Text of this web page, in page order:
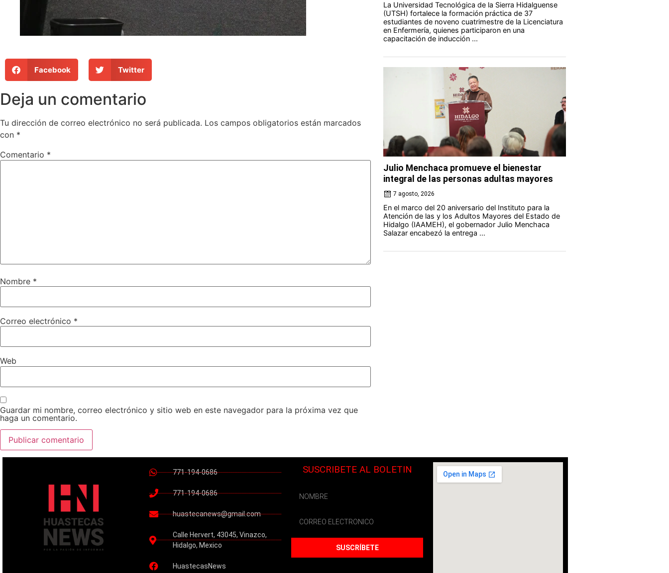
Facebook Twitter
Deja un comentario
Tu dirección de correo electrónico no será publicada. Los campos obligatorios están marcados
con *
Comentario *
Nombre *
Correo electrónico *
Web
Guardar mi nombre, correo electrónico y sitio web en este navegador para la próxima vez que
haga un comentario.
La Universidad Tecnológica de la Sierra Hidalguense
(UTSH) fortalece la formación práctica de 37
estudiantes de noveno cuatrimestre de la Licenciatura
en Enfermería, quienes participaron en una
capacitación de inducción ...
Julio Menchaca promueve el bienestar
integral de las personas adultas mayores
7 agosto, 2026
En el marco del 20 aniversario del Instituto para la
Atención de las y los Adultos Mayores del Estado de
Hidalgo (IAAMEH), el gobernador Julio Menchaca
Salazar encabezó la entrega ...
771-194-0686
771-194-0686
huastecanews@gmail.com
Calle Hervert, 43045, Vinazco,
Hidalgo, Mexico
HuastecasNews
SUSCRIBETE AL BOLETIN
SUSCRÍBETE